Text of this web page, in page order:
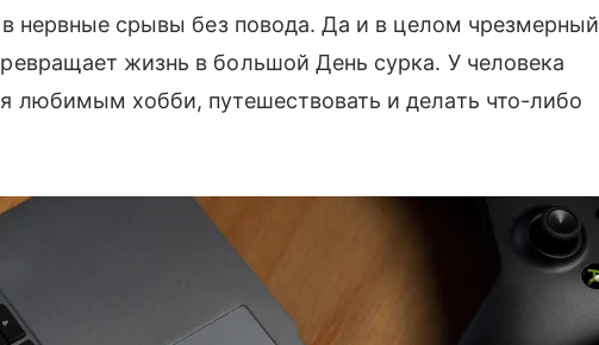
нервные срывы без повода. Да и в целом чрезмерный
жизнь в большой День сурка. У человека
любимым хобби, путешествовать и делать что-либо